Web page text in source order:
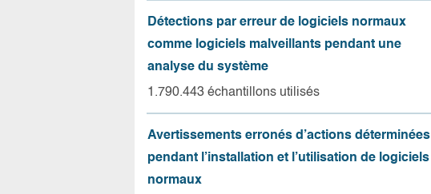
Détections par erreur de logiciels normaux
comme logiciels malveillants pendant une
analyse du système
1.790.443 échantillons utilisés
Avertissements erronés d’actions déterminées
pendant l’installation et l’utilisation de logiciels
normaux